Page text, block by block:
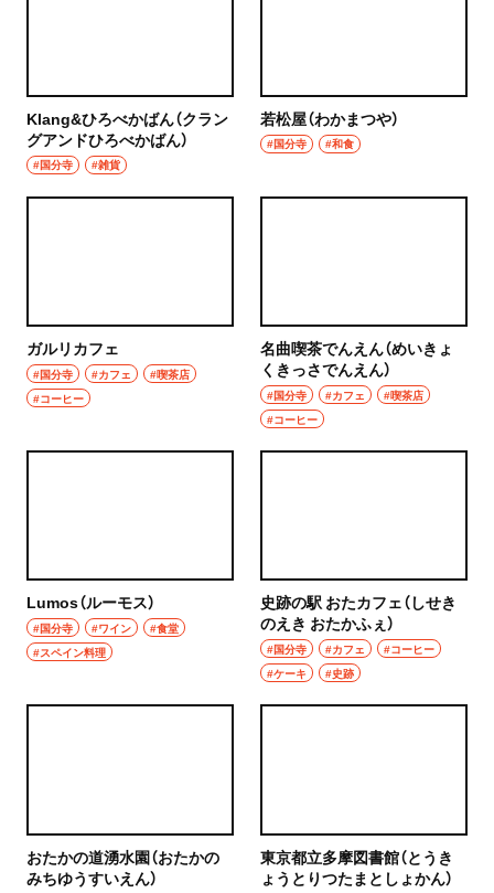
Klang&ひろべかばん（クラン
グアンドひろべかばん）
#国分寺 #雑貨
若松屋（わかまつや）
#国分寺 #和食
ガルリカフェ
#国分寺 #カフェ
#喫茶店
#コーヒー
名曲喫茶でんえん（めいきょ
くきっさでんえん）
#国分寺 #カフェ
#喫茶店
#コーヒー
Lumos（ルーモス）
#国分寺 #ワイン
#食堂
#スペイン料理
史跡の駅 おたカフェ（しせき
のえき おたかふぇ）
#国分寺 #カフェ
#コーヒー
#ケーキ
#史跡
おたかの道湧水園（おたかの
みちゆうすいえん）
東京都立多摩図書館（とうき
ょうとりつたまとしょかん）